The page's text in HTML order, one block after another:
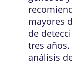
mayores
de
tres
análisis